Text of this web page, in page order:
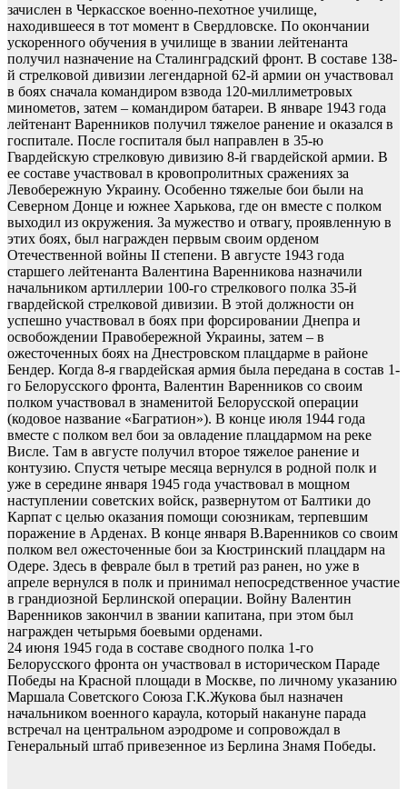
зачислен в Черкасское военно-пехотное училище,
находившееся в тот момент в Свердловске. По окончании
ускоренного обучения в училище в звании лейтенанта
получил назначение на Сталинградский фронт. В составе 138-
й стрелковой дивизии легендарной 62-й армии он участвовал
в боях сначала командиром взвода 120-миллиметровых
минометов, затем – командиром батареи. В январе 1943 года
лейтенант Варенников получил тяжелое ранение и оказался в
госпитале. После госпиталя был направлен в 35-ю
Гвардейскую стрелковую дивизию 8-й гвардейской армии. В
ее составе участвовал в кровопролитных сражениях за
Левобережную Украину. Особенно тяжелые бои были на
Северном Донце и южнее Харькова, где он вместе с полком
выходил из окружения. За мужество и отвагу, проявленную в
этих боях, был награжден первым своим орденом
Отечественной войны II степени. В августе 1943 года
старшего лейтенанта Валентина Варенникова назначили
начальником артиллерии 100-го стрелкового полка 35-й
гвардейской стрелковой дивизии. В этой должности он
успешно участвовал в боях при форсировании Днепра и
освобождении Правобережной Украины, затем – в
ожесточенных боях на Днестровском плацдарме в районе
Бендер. Когда 8-я гвардейская армия была передана в состав 1-
го Белорусского фронта, Валентин Варенников со своим
полком участвовал в знаменитой Белорусской операции
(кодовое название «Багратион»). В конце июля 1944 года
вместе с полком вел бои за овладение плацдармом на реке
Висле. Там в августе получил второе тяжелое ранение и
контузию. Спустя четыре месяца вернулся в родной полк и
уже в середине января 1945 года участвовал в мощном
наступлении советских войск, развернутом от Балтики до
Карпат с целью оказания помощи союзникам, терпевшим
поражение в Арденах. В конце января В.Варенников со своим
полком вел ожесточенные бои за Кюстринский плацдарм на
Одере. Здесь в феврале был в третий раз ранен, но уже в
апреле вернулся в полк и принимал непосредственное участие
в грандиозной Берлинской операции. Войну Валентин
Варенников закончил в звании капитана, при этом был
награжден четырьмя боевыми орденами.
24 июня 1945 года в составе сводного полка 1-го
Белорусского фронта он участвовал в историческом Параде
Победы на Красной площади в Москве, по личному указанию
Маршала Советского Союза Г.К.Жукова был назначен
начальником военного караула, который накануне парада
встречал на центральном аэродроме и сопровождал в
Генеральный штаб привезенное из Берлина Знамя Победы.